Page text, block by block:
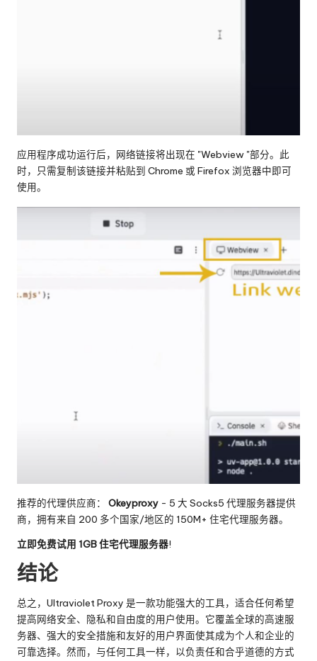
应用程序成功运行后，网络链接将出现在 "Webview "部分。此
时，只需复制该链接并粘贴到 Chrome 或 Firefox 浏览器中即可
使用。
推荐的代理供应商： Okeyproxy - 5 大 Socks5 代理服务器提供
商，拥有来自 200 多个国家/地区的 150M+ 住宅代理服务器。
立即免费试用 1GB 住宅代理服务器!
结论
总之，Ultraviolet Proxy 是一款功能强大的工具，适合任何希望
提高网络安全、隐私和自由度的用户使用。它覆盖全球的高速服
务器、强大的安全措施和友好的用户界面使其成为个人和企业的
可靠选择。然而，与任何工具一样，以负责任和合乎道德的方式